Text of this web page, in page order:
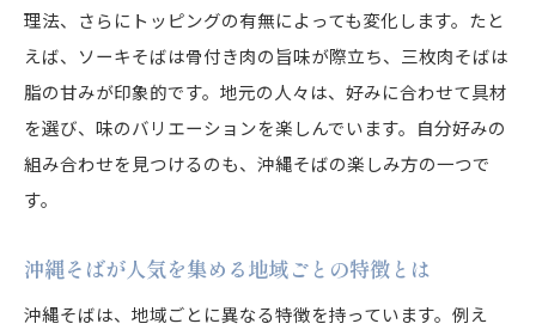
理法、さらにトッピングの有無によっても変化します。たと
えば、ソーキそばは骨付き肉の旨味が際立ち、三枚肉そばは
脂の甘みが印象的です。地元の人々は、好みに合わせて具材
を選び、味のバリエーションを楽しんでいます。自分好みの
組み合わせを見つけるのも、沖縄そばの楽しみ方の一つで
す。
沖縄そばが人気を集める地域ごとの特徴とは
沖縄そばは、地域ごとに異なる特徴を持っています。例え